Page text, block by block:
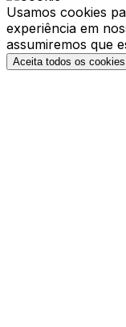
Usamos cookies
experiência em
assumiremos que
Aceita todos os cookies